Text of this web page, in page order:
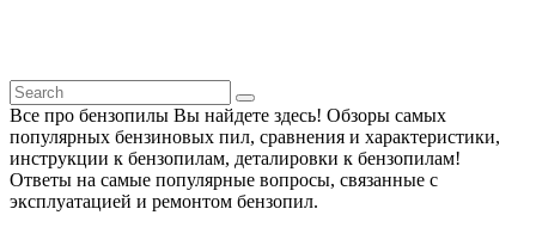
Все про бензопилы Вы найдете здесь! Обзоры самых
популярных бензиновых пил, сравнения и характеристики,
инструкции к бензопилам, деталировки к бензопилам!
Ответы на самые популярные вопросы, связанные с
эксплуатацией и ремонтом бензопил.